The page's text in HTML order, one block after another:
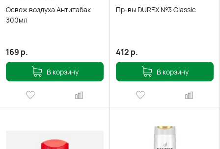
Освеж воздуха Антитабак
300мл
169 р.
В корзину
Пр-вы DUREX №3 Classic
412 р.
В корзину